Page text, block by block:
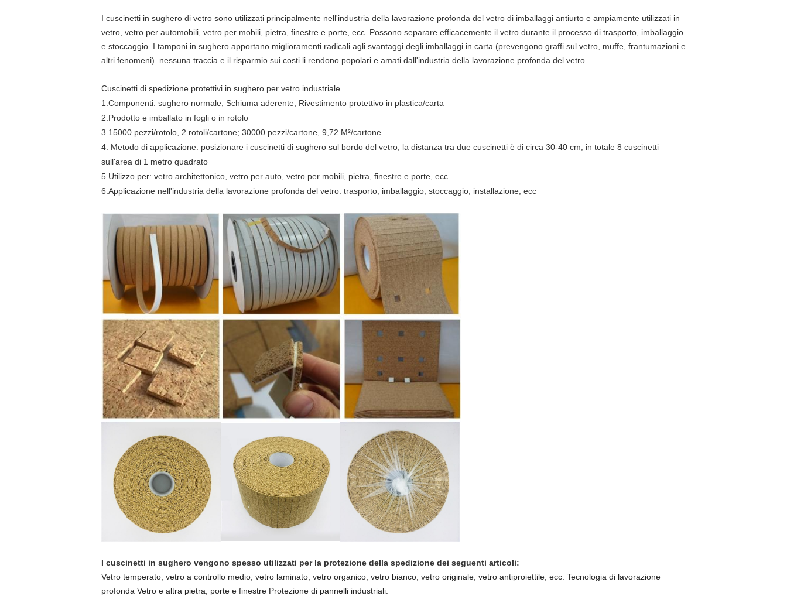
I cuscinetti in sughero di vetro sono utilizzati principalmente nell'industria della lavorazione profonda del vetro di imballaggi antiurto e ampiamente utilizzati in
vetro, vetro per automobili, vetro per mobili, pietra, finestre e porte, ecc. Possono separare efficacemente il vetro durante il processo di trasporto, imballaggio
e stoccaggio. I tamponi in sughero apportano miglioramenti radicali agli svantaggi degli imballaggi in carta (prevengono graffi sul vetro, muffe, frantumazioni e
altri fenomeni). nessuna traccia e il risparmio sui costi li rendono popolari e amati dall'industria della lavorazione profonda del vetro.
Cuscinetti di spedizione protettivi in ​​sughero per vetro industriale
1.Componenti: sughero normale; Schiuma aderente; Rivestimento protettivo in plastica/carta
2.Prodotto e imballato in fogli o in rotolo
3.15000 pezzi/rotolo, 2 rotoli/cartone; 30000 pezzi/cartone, 9,72 M²/cartone
4. Metodo di applicazione: posizionare i cuscinetti di sughero sul bordo del vetro, la distanza tra due cuscinetti è di circa 30-40 cm, in totale 8 cuscinetti
sull'area di 1 metro quadrato
5.Utilizzo per: vetro architettonico, vetro per auto, vetro per mobili, pietra, finestre e porte, ecc.
6.Applicazione nell'industria della lavorazione profonda del vetro: trasporto, imballaggio, stoccaggio, installazione, ecc
I cuscinetti in sughero vengono spesso utilizzati per la protezione della spedizione dei seguenti articoli:
Vetro temperato, vetro a controllo medio, vetro laminato, vetro organico, vetro bianco, vetro originale, vetro antiproiettile, ecc. Tecnologia di lavorazione
profonda Vetro e altra pietra, porte e finestre Protezione di pannelli industriali.